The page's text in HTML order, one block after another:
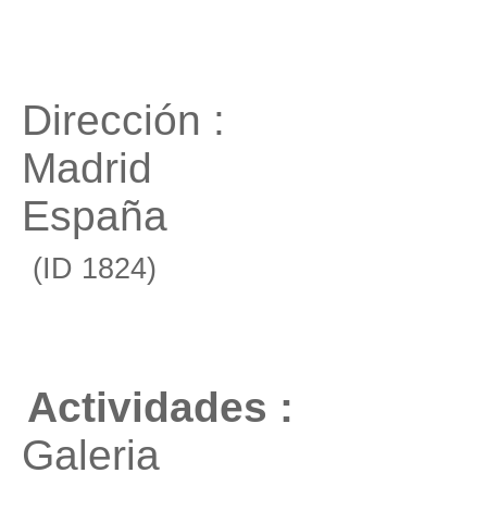
Dirección :
Madrid
España
(ID 1824)
Actividades :
Galeria